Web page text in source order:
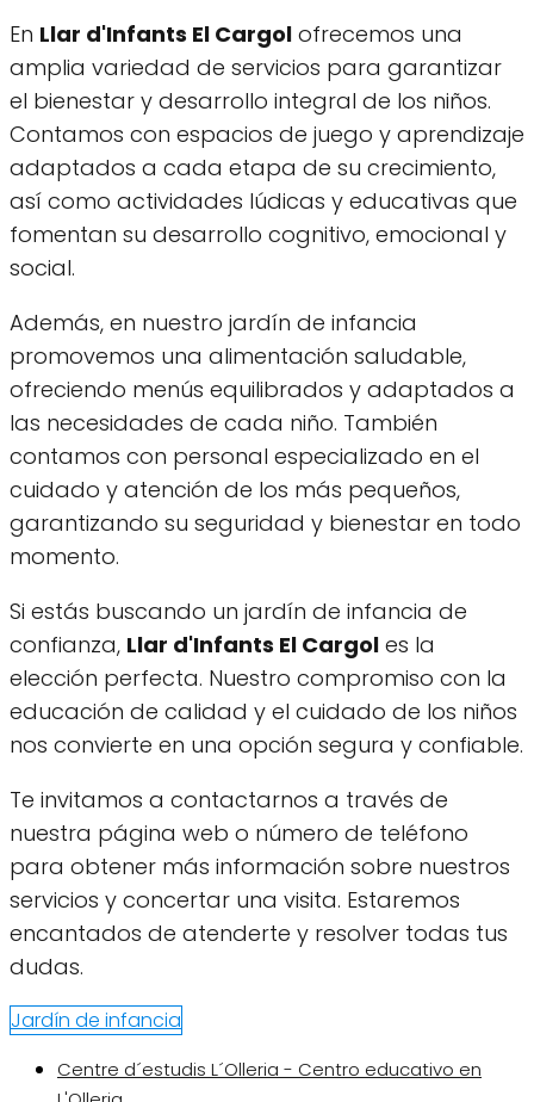
En Llar d'Infants El Cargol ofrecemos una
amplia variedad de servicios para garantizar
el bienestar y desarrollo integral de los niños.
Contamos con espacios de juego y aprendizaje
adaptados a cada etapa de su crecimiento,
así como actividades lúdicas y educativas que
fomentan su desarrollo cognitivo, emocional y
social.
Además, en nuestro jardín de infancia
promovemos una alimentación saludable,
ofreciendo menús equilibrados y adaptados a
las necesidades de cada niño. También
contamos con personal especializado en el
cuidado y atención de los más pequeños,
garantizando su seguridad y bienestar en todo
momento.
Si estás buscando un jardín de infancia de
confianza, Llar d'Infants El Cargol es la
elección perfecta. Nuestro compromiso con la
educación de calidad y el cuidado de los niños
nos convierte en una opción segura y confiable.
Te invitamos a contactarnos a través de
nuestra página web o número de teléfono
para obtener más información sobre nuestros
servicios y concertar una visita. Estaremos
encantados de atenderte y resolver todas tus
dudas.
Jardín de infancia
Centre d´estudis L´Olleria - Centro educativo en